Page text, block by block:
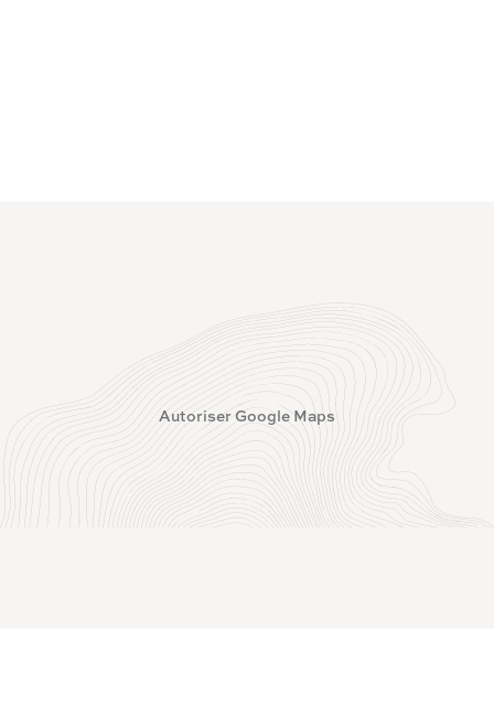
Autoriser Google Maps